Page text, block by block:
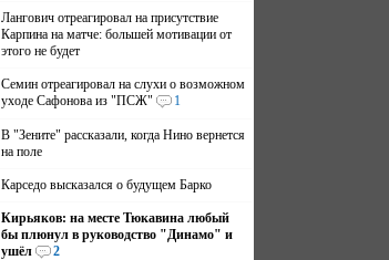
Лангович отреагировал на присутствие
Карпина на матче: большей мотивации от
этого не будет
Семин отреагировал на слухи о возможном
уходе Сафонова из "ПСЖ"
1
В "Зените" рассказали, когда Нино вернется
на поле
Карседо высказался о будущем Барко
Кирьяков: на месте Тюкавина любый
бы плюнул в руководство "Динамо" и
ушёл
2